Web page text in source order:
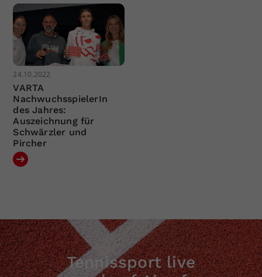
24.10.2022
VARTA
NachwuchsspielerIn
des Jahres:
Auszeichnung für
Schwärzler und
Pircher
Tennissport live